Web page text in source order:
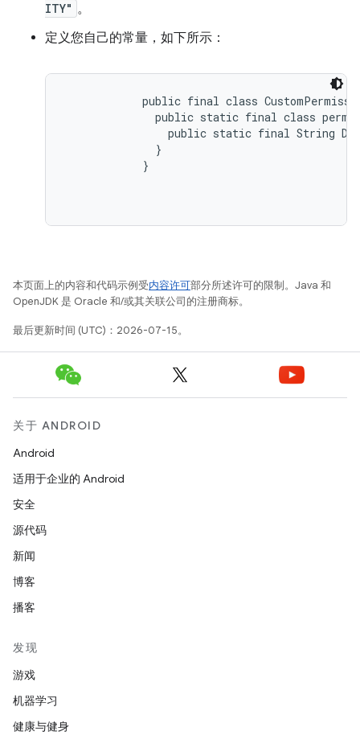
ITY" 。
定义您自己的常量，如下所示：
public final class
public static final class
public static final String
              }
            }
本页面上的内容和代码示例受内容许可部分所述许可的限制。Java 和
OpenJDK 是 Oracle 和/或其关联公司的注册商标。
最后更新时间 (UTC)：2026-07-15。
关于 ANDROID
Android
适用于企业的 Android
安全
源代码
新闻
博客
播客
发现
游戏
机器学习
健康与健身